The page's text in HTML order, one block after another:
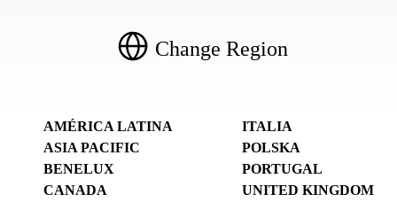
Change Region
AMÉRICA LATINA
ASIA PACIFIC
BENELUX
CANADA
ITALIA
POLSKA
PORTUGAL
UNITED KINGDOM